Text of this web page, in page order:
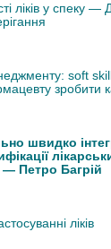
ліків у спеку —
soft
зробити
швидко
Петро Багрій
ліків